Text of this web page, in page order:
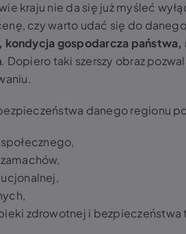
kraju nie da się już myśleć
czy warto udać się do
gospodarcza państwa,
. Dopiero taki szerszy obraz
danego regionu
zdrowotnej i bezpieczeństwa